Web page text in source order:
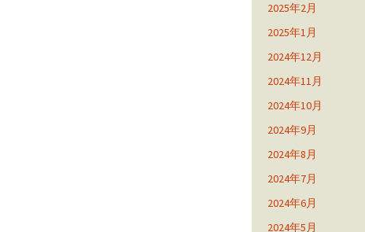
2025年2月
2025年1月
2024年12月
2024年11月
2024年10月
2024年9月
2024年8月
2024年7月
2024年6月
2024年5月